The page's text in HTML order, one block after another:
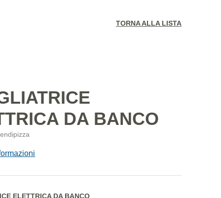
TORNA ALLA LISTA
DA BANCO
ELETTRICA DA BANCO